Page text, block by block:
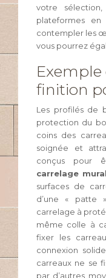
votre
plateformes
contempler les
vous pourrez
finition
Les profilés de
protection du
coins des
soignée et
conçus pour
carrelage mural
surfaces de
d’une « patte
carrelage à
même colle à
fixer les
connexion
carreaux ne se
par d’autres